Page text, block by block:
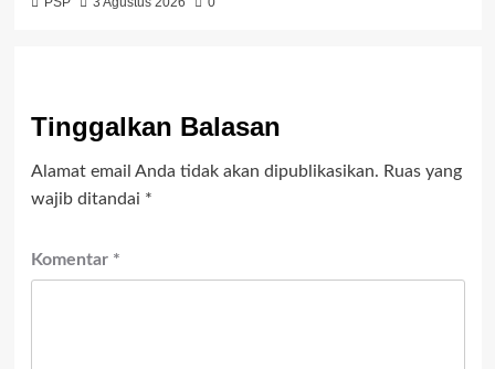
Tinggalkan Balasan
Alamat email Anda tidak akan dipublikasikan. Ruas yang
wajib ditandai *
Komentar *